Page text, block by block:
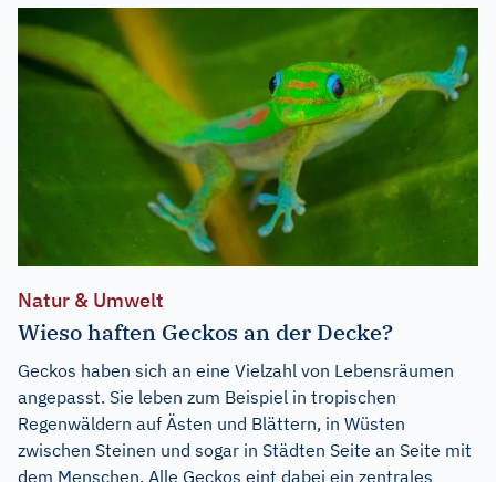
Natur & Umwelt
Wieso haften Geckos an der Decke?
Geckos haben sich an eine Vielzahl von Lebensräumen
angepasst. Sie leben zum Beispiel in tropischen
Regenwäldern auf Ästen und Blättern, in Wüsten
zwischen Steinen und sogar in Städten Seite an Seite mit
dem Menschen. Alle Geckos eint dabei ein zentrales